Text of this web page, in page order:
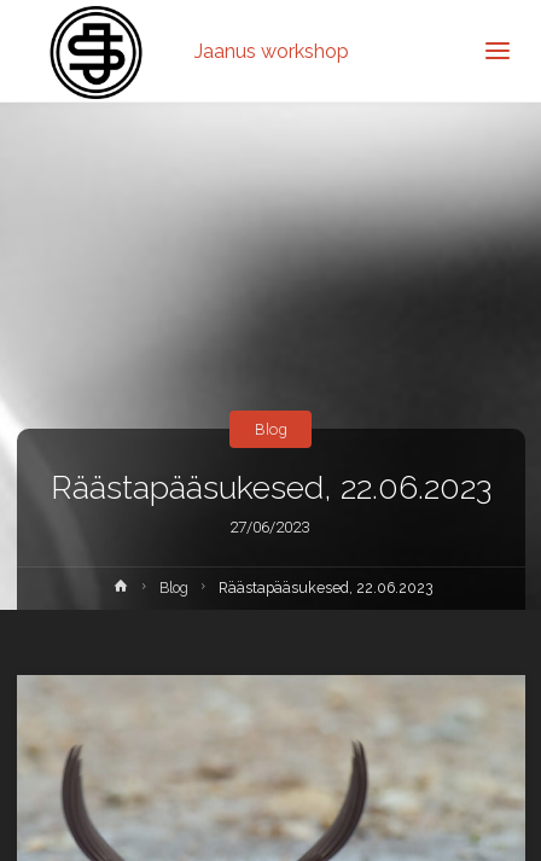
Jaanus workshop
Räästapääsukesed, 22.06.2023
27/06/2023
Blog
HomeBlog Räästapääsukesed, 22.06.2023